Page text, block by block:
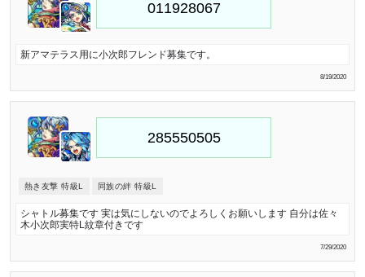
新アマテラス用に小次郎フレンド募集です。
8/19/2020
熱き友撃 特級L 同族の絆 特級L
シャトル募集です 実は気にしないのでよろしくお願いします 自分は佐々
木小次郎実特L紋章付きです
7/29/2020